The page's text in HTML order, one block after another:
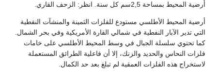
أرضية المحيط بمساحة 2,5سم كل سنة. انظر: الزحف القاري.
أرضية المحيط الأطلسي مستودع للفلزات الثمينة والمنشآت النفطية
التي تدير الآبار النفطية في شمالي القارة الأمريكية وفي بحر الشمال.
كما تحتوي سلسلة الجبال في وسط المحيط الأطلسي على خامات
فلزات النحاس والحديد والزنك، إلا أن فاعلية الطرائق المستعملة
لاستخراج هذه الفلزات العمقية لم تبلغ بعد حد الكمال.